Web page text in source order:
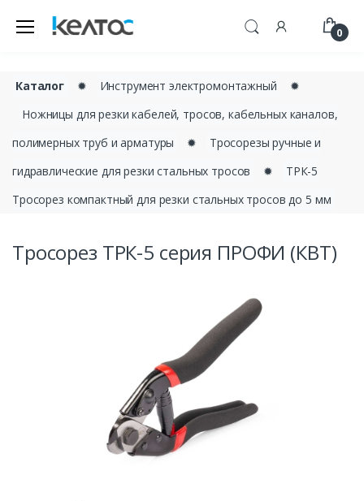
0
Каталог ✹ Инструмент электромонтажный
✹
Ножницы для резки кабелей, тросов, кабельных каналов,
полимерных труб и арматуры
✹
Тросорезы ручные и
гидравлические для резки стальных тросов
✹
ТРК-5
Тросорез компактный для резки стальных тросов до 5 мм
Тросорез ТРК-5 серия ПРОФИ (КВТ)